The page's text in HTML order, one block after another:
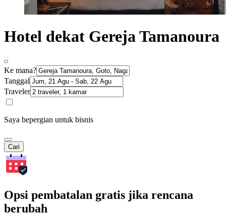
Hotel dekat Gereja Tamanoura
Ke mana?
Tanggal
Traveler
Saya bepergian untuk bisnis
Cari
Opsi pembatalan gratis jika rencana
berubah